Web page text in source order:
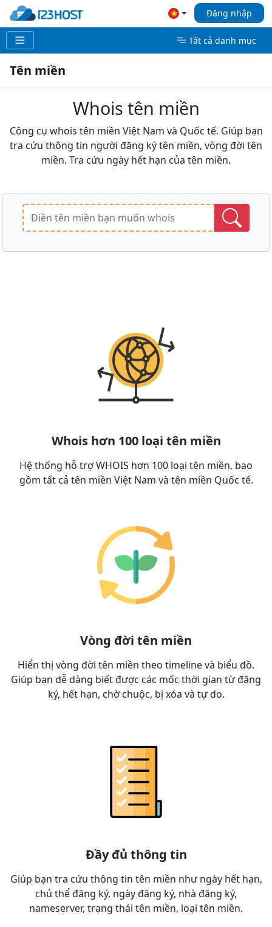
Đăng nhập
Tất cả danh mục
Tên miền
Whois tên miền
Công cụ whois tên miền Việt Nam và Quốc tế. Giúp bạn
tra cứu thông tin người đăng ký tên miền, vòng đời tên
miền. Tra cứu ngày hết hạn của tên miền.
Whois hơn 100 loại tên miền
Hệ thống hỗ trợ WHOIS hơn 100 loại tên miền, bao
gồm tất cả tên miền Việt Nam và tên miền Quốc tế.
Vòng đời tên miền
Hiển thị vòng đời tên miền theo timeline và biểu đồ.
Giúp bạn dễ dàng biết được các mốc thời gian từ đăng
ký, hết hạn, chờ chuộc, bị xóa và tự do.
Đầy đủ thông tin
Giúp bạn tra cứu thông tin tên miền như ngày hết hạn,
chủ thể đăng ký, ngày đăng ký, nhà đăng ký,
nameserver, trạng thái tên miền, loại tên miền.